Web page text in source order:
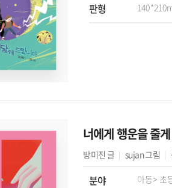
판형
너에게 행운을 줄게
방미진 글 sujan그림
분야 아동> 초